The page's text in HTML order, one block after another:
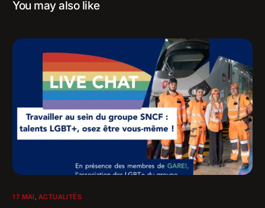
You may also like
17 MAI ACTUALITÉS